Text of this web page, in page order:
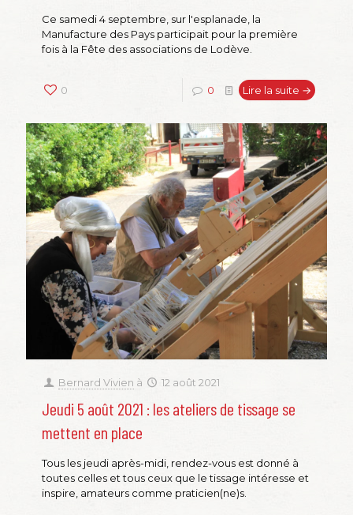
Ce samedi 4 septembre, sur l'esplanade, la
Manufacture des Pays participait pour la première
fois à la Fête des associations de Lodève.
0 0 Lire la suite →
Bernard Vivien à 12 août 2021
Jeudi 5 août 2021 : les ateliers de tissage se
mettent en place
Tous les jeudi après-midi, rendez-vous est donné à
toutes celles et tous ceux que le tissage intéresse et
inspire, amateurs comme praticien(ne)s.